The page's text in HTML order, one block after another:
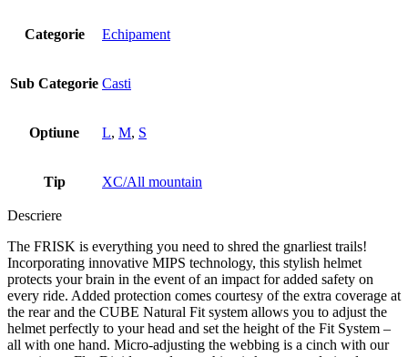
Categorie Echipament
Sub Categorie Casti
Optiune L, M, S
Tip XC/All mountain
Descriere
The FRISK is everything you need to shred the gnarliest trails!
Incorporating innovative MIPS technology, this stylish helmet
protects your brain in the event of an impact for added safety on
every ride. Added protection comes courtesy of the extra coverage at
the rear and the CUBE Natural Fit system allows you to adjust the
helmet perfectly to your head and set the height of the Fit System –
all with one hand. Micro-adjusting the webbing is a cinch with our